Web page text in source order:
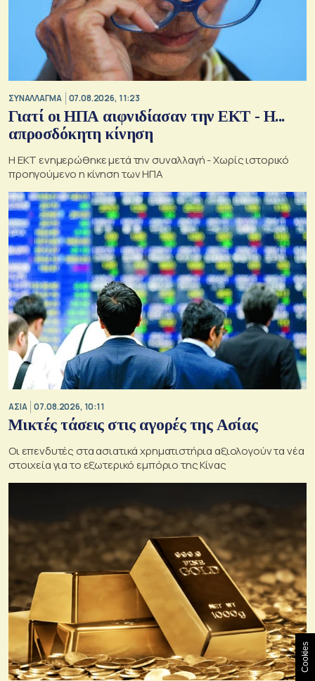
ΣΥΝΑΛΛΑΓΜΑ 07.08.2026, 11:23
Γιατί οι ΗΠΑ αιφνιδίασαν την ΕΚΤ - Η...
απροσδόκητη κίνηση
Η ΕΚΤ ενημερώθηκε μετά την συναλλαγή - Χωρίς ιστορικό
προηγούμενο η κίνηση των ΗΠΑ
ΑΣΙΑ 07.08.2026, 10:11
Μικτές τάσεις στις αγορές της Ασίας
Οι επενδυτές στα ασιατικά χρηματιστήρια αξιολογούν τα νέα
στοιχεία για το εξωτερικό εμπόριο της Κίνας
Cookies